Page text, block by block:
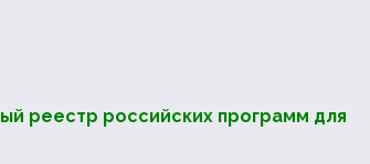
реестр российских программ для